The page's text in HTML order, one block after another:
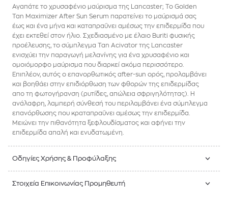
Αγαπάτε το χρυσαφένιο μαύρισμα της Lancaster; To Golden
Tan Maximizer After Sun Serum παρατείνει το μαύρισμά σας
έως και ένα μήνα και καταπραΰνει αμέσως την επιδερμίδα που
έχει εκτεθεί στον ήλιο. Σχεδιασμένο με έλαιο Buriti φυσικής
προέλευσης, το σύμπλεγμα Tan Acivator της Lancaster
ενισχύει την παραγωγή μελανίνης για ένα χρυσαφένιο και
ομοιόμορφο μαύρισμα που διαρκεί ακόμα περισσότερο.
Επιπλέον, αυτός ο επανορθωτικός after-sun ορός, προλαμβάνει
και βοηθάει στην επιδιόρθωση των φθορών της επιδερμίδας
απο τη φωτογήρανση (ρυτίδες, απώλεια σφριγηλότητας). Η
ανάλαφρη, λαμπερή σύνθεσή του περιλαμβάνει ένα σύμπλεγμα
επανόρθωσης που κραταπραΰνει αμέσως την επιδερμίδα.
Μειώνει την πιθανότητα ξεφλουδίσματος και αφήνει την
επιδερμίδα απαλή και ενυδατωμένη.
Οδηγίες Χρήσης & Προφύλαξης
Στοιχεία Επικοινωνίας Προμηθευτή